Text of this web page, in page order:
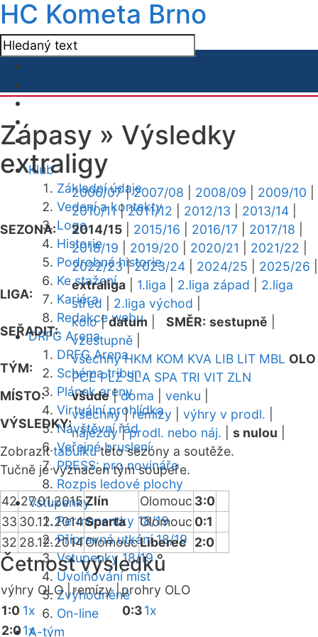
HC Kometa Brno
Klub
Základní údaje
Vedení a kontakty
Logo
Historie
Podrobná historie
Ke stažení
Kariéra
Redakce webu
DRFG Arena
DRFG Arena
Schéma tribun
Plánek areny
Virtuální prohlídka
Návštěvní řád
Veřejné bruslení
PRESS: pro novináře
Rozpis ledové plochy
Vstupenky
Permanentky 18/19
Přípravná utkání 18/19
Vstupenky 18/19
Uvolňování míst
Zvýhodněné
On-line
A-tým
Zápasy » Výsledky
extraligy
SEZONA:
2006/07|2007/08 2008/09 2009/10
2010/11|2011/12 2012/13 2013/14
2014/15
2015/16 2016/17 2017/18
2018/19
2019/20 2020/21 2021/22
2022/23|2023/24 2024/25 2025/26
LIGA:
extraliga 1.liga 2.liga západ
2.liga
střed
2.liga východ
SEŘADIT:
kolo|datum SMĚR: sestupně
vzestupně
TÝM:
všechny HKM KOM KVA LIB LIT MBL OLO
PCE PLZ SLA SPA TRI VIT ZLN
MÍSTO:
všude|doma venku
VÝSLEDKY:
všechny|remízy výhry v prodl.
nájezdy|prodl. nebo náj. s nulou
Zobrazittabulkutéto sezóny a soutěže.
Tučně je vyznačen tým soupeře.
42 27.01.2015Zlín Olomouc 3:0
33 30.12.2014Sparta Olomouc 0:1
32 28.12.2014OlomoucLiberec 2:0
Četnost výsledků
výhry OLO |remízy |prohry OLO
1:0 1x
2:01x
0:31x